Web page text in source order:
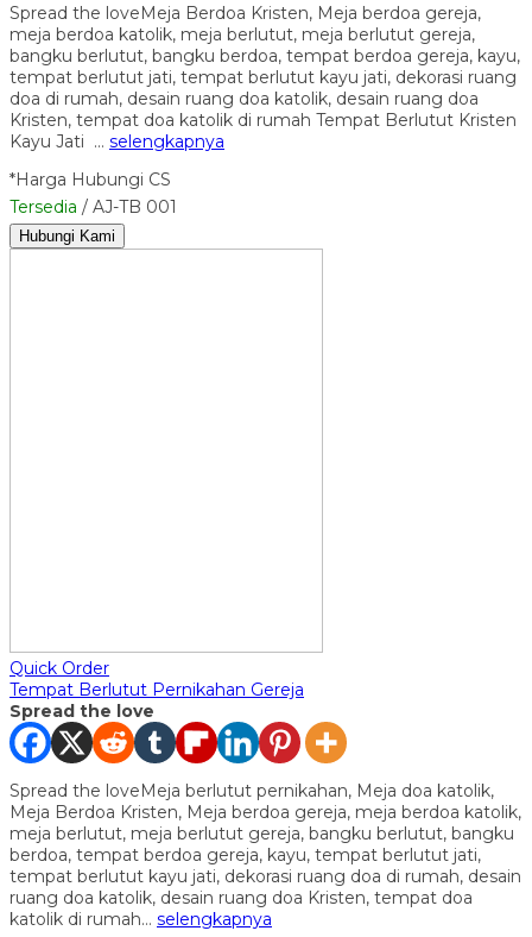
Spread the loveMeja Berdoa Kristen, Meja berdoa gereja,
meja berdoa katolik, meja berlutut, meja berlutut gereja,
bangku berlutut, bangku berdoa, tempat berdoa gereja, kayu,
tempat berlutut jati, tempat berlutut kayu jati, dekorasi ruang
doa di rumah, desain ruang doa katolik, desain ruang doa
Kristen, tempat doa katolik di rumah Tempat Berlutut Kristen
Kayu Jati … selengkapnya
*Harga Hubungi CS
Tersedia / AJ-TB 001
Hubungi Kami
Quick Order
Tempat Berlutut Pernikahan Gereja
Spread the love
Spread the loveMeja berlutut pernikahan, Meja doa katolik,
Meja Berdoa Kristen, Meja berdoa gereja, meja berdoa katolik,
meja berlutut, meja berlutut gereja, bangku berlutut, bangku
berdoa, tempat berdoa gereja, kayu, tempat berlutut jati,
tempat berlutut kayu jati, dekorasi ruang doa di rumah, desain
ruang doa katolik, desain ruang doa Kristen, tempat doa
katolik di rumah… selengkapnya